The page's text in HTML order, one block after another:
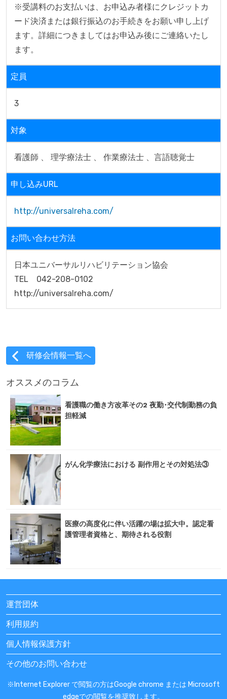
※受講料のお支払いは、お申込み者様にクレジットカ
ード決済または銀行振込のお手続きをお願い申し上げ
ます。詳細につきましてはお申込み後にご連絡いたし
ます。
定員
3
対象
看護師 、 理学療法士 、 作業療法士 、言語聴覚士
申し込みURL
http://universalreha.com/
お問い合わせ方法
日本ユニバーサルリハビリテーション協会
TEL　042-208-0102
http://universalreha.com/
研修会情報一覧へ
オススメのコラム
看護職の働き方改革その2 夜勤･交代制勤務の負
担軽減
がん化学療法における 副作用とその対処法③
医療の高度化に伴い活躍の場は拡大中。認定看
護管理者資格と、期待される役割
運営団体
利用規約
個人情報保護方針
その他のお問い合わせ
※Internet Explorer で閲覧の方はGoogle chrome または Microsoft
edgeでの閲覧を推奨致します。